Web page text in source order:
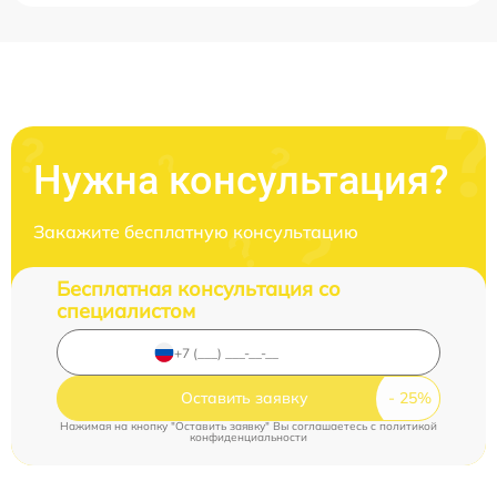
Нужна консультация?
Закажите бесплатную консультацию
Бесплатная консультация со
специалистом
Оставить заявку
Нажимая на кнопку "Оставить заявку" Вы соглашаетесь cполитикой
конфиденциальности